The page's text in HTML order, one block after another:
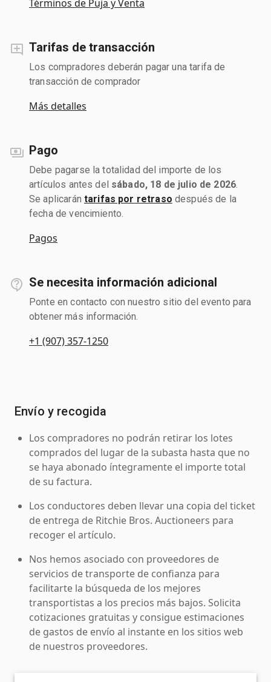
Términos de Puja y Venta
Tarifas de transacción
Los compradores deberán pagar una tarifa de
transacción de comprador
Más detalles
Pago
Debe pagarse la totalidad del importe de los
artículos antes del sábado, 18 de julio de 2026
Se aplicarán tarifas por retraso después de la
fecha de vencimiento.
Pagos
Se necesita información adicional
Ponte en contacto con nuestro sitio del evento para
obtener más información.
+1 (907) 357-1250
Envío y recogida
Los compradores no podrán retirar los lotes
comprados del lugar de la subasta hasta que no
se haya abonado íntegramente el importe total
de su factura.
Los conductores deben llevar una copia del ticket
de entrega de Ritchie Bros. Auctioneers para
recoger el artículo.
Nos hemos asociado con proveedores de
servicios de transporte de confianza para
facilitarte la búsqueda de los mejores
transportistas a los precios más bajos. Solicita
cotizaciones gratuitas y consigue estimaciones
de gastos de envío al instante en los sitios web
de nuestros proveedores.